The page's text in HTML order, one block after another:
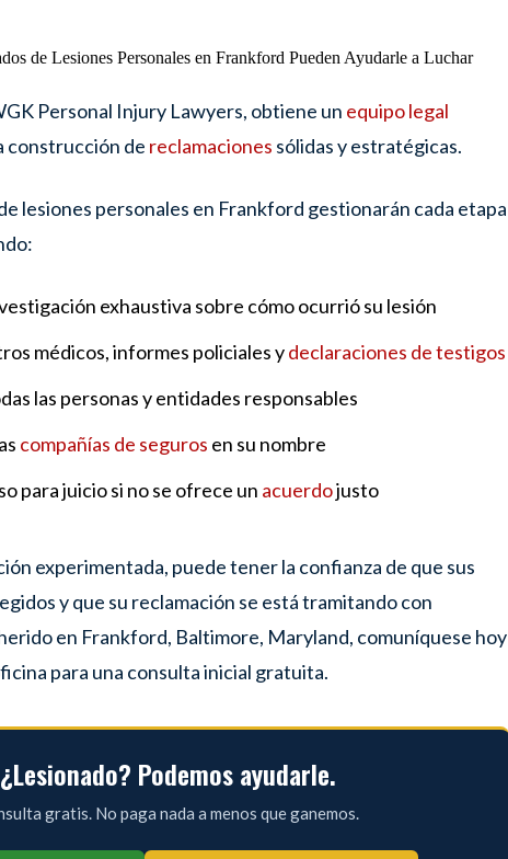
Personal Injury Lawyers, obtiene un equipo legal
construcción de reclamaciones sólidas y estratégicas.
lesiones personales en Frankford gestionarán cada etapa
exhaustiva sobre cómo ocurrió su lesión
médicos, informes policiales ydeclaraciones de testigos
las personas y entidades responsables
compañías de seguros en su nombre
para juicio si no se ofrece un acuerdojusto
experimentada, puede tener la confianza de que sus
y que su reclamación se está tramitando con
en Frankford, Baltimore, Maryland, comuníquese hoy
para una consulta inicial gratuita.
¿Lesionado? Podemos ayudarle.
gratis. No paga nada a menos que ganemos.